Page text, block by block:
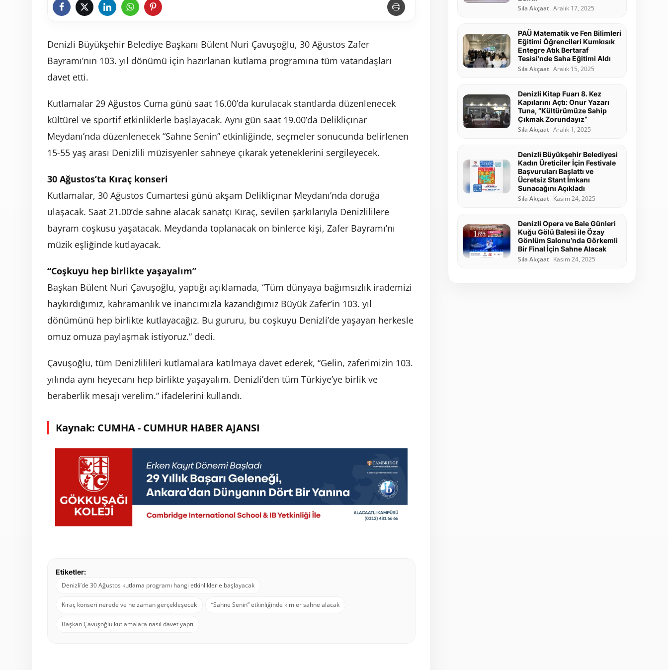
Denizli Büyükşehir Belediye Başkanı Bülent Nuri Çavuşoğlu, 30 Ağustos Zafer
Bayramı’nın 103. yıl dönümü için hazırlanan kutlama programına tüm vatandaşları
davet etti.
Kutlamalar 29 Ağustos Cuma günü saat 16.00’da kurulacak stantlarda düzenlenecek
kültürel ve sportif etkinliklerle başlayacak. Aynı gün saat 19.00’da Delikliçınar
Meydanı’nda düzenlenecek “Sahne Senin” etkinliğinde, seçmeler sonucunda belirlenen
15-55 yaş arası Denizlili müzisyenler sahneye çıkarak yeteneklerini sergileyecek.
30 Ağustos’ta Kıraç konseri
Kutlamalar, 30 Ağustos Cumartesi günü akşam Delikliçınar Meydanı’nda doruğa
ulaşacak. Saat 21.00’de sahne alacak sanatçı Kıraç, sevilen şarkılarıyla Denizlililere
bayram coşkusu yaşatacak. Meydanda toplanacak on binlerce kişi, Zafer Bayramı’nı
müzik eşliğinde kutlayacak.
“Coşkuyu hep birlikte yaşayalım”
Başkan Bülent Nuri Çavuşoğlu, yaptığı açıklamada, “Tüm dünyaya bağımsızlık irademizi
haykırdığımız, kahramanlık ve inancımızla kazandığımız Büyük Zafer’in 103. yıl
dönümünü hep birlikte kutlayacağız. Bu gururu, bu coşkuyu Denizli’de yaşayan herkesle
omuz omuza paylaşmak istiyoruz.” dedi.
Çavuşoğlu, tüm Denizlilileri kutlamalara katılmaya davet ederek, “Gelin, zaferimizin 103.
yılında aynı heyecanı hep birlikte yaşayalım. Denizli’den tüm Türkiye’ye birlik ve
beraberlik mesajı verelim.” ifadelerini kullandı.
Kaynak: CUMHA - CUMHUR HABER AJANSI
Etiketler:
Denizli’de 30 Ağustos kutlama programı hangi etkinliklerle başlayacak
Kıraç konseri nerede ve ne zaman gerçekleşecek “Sahne Senin” etkinliğinde kimler sahne alacak
Başkan Çavuşoğlu kutlamalara nasıl davet yaptı
Sıla Akçaat Aralık 17, 2025
PAÜ Matematik ve Fen Bilimleri
Eğitimi Öğrencileri Kumkısık
Entegre Atık Bertaraf
Tesisi’nde Saha Eğitimi Aldı
Sıla Akçaat Aralık 15, 2025
Denizli Kitap Fuarı 8. Kez
Kapılarını Açtı: Onur Yazarı
Tuna, “Kültürümüze Sahip
Çıkmak Zorundayız”
Sıla Akçaat Aralık 1, 2025
Denizli Büyükşehir Belediyesi
Kadın Üreticiler İçin Festivale
Başvuruları Başlattı ve
Ücretsiz Stant İmkanı
Sunacağını Açıkladı
Sıla Akçaat Kasım 24, 2025
Denizli Opera ve Bale Günleri
Kuğu Gölü Balesi ile Özay
Gönlüm Salonu’nda Görkemli
Bir Final İçin Sahne Alacak
Sıla Akçaat Kasım 24, 2025